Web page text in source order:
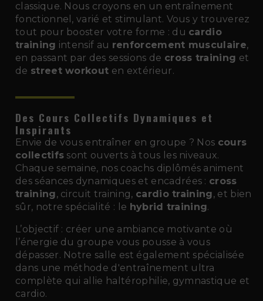
classique. Nous croyons en un entraînement
fonctionnel, varié et stimulant. Vous y trouverez
tout pour booster votre forme : du cardio
training intensif au renforcement musculaire,
en passant par des sessions de cross training et
de street workout en extérieur.
Des Cours Collectifs Dynamiques et
Inspirants
Envie de vous entraîner en groupe ? Nos cours
collectifs sont ouverts à tous les niveaux.
Chaque semaine, nos coachs diplômés animent
des séances dynamiques et encadrées : cross
training, circuit training, cardio training, et bien
sûr, notre spécialité : le hybrid training.
L’objectif : créer une ambiance motivante où
l’énergie du groupe vous pousse à vous
dépasser. Notre salle est également spécialisée
dans une méthode d'entraînement ultra
complète qui allie haltérophilie, gymnastique et
cardio.